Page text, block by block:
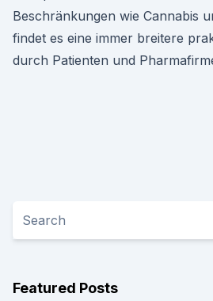
Beschränkungen wie Cannabis
findet es eine immer breitere
durch Patienten und
Featured Posts